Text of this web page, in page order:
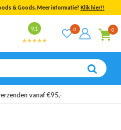
& Goods. Meer informatie? Klik hier!!
9.1 0 0
resultaten
vanaf €95,-